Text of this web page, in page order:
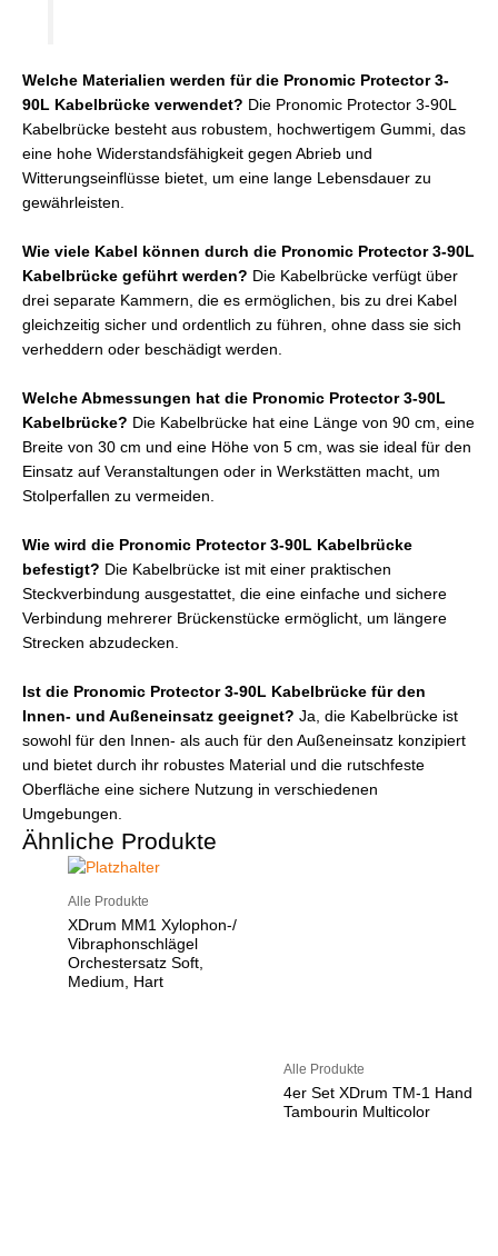
Welche Materialien werden für die Pronomic Protector 3-
90L Kabelbrücke verwendet? Die Pronomic Protector 3-90L
Kabelbrücke besteht aus robustem, hochwertigem Gummi, das
eine hohe Widerstandsfähigkeit gegen Abrieb und
Witterungseinflüsse bietet, um eine lange Lebensdauer zu
gewährleisten.
Wie viele Kabel können durch die Pronomic Protector 3-90L
Kabelbrücke geführt werden? Die Kabelbrücke verfügt über
drei separate Kammern, die es ermöglichen, bis zu drei Kabel
gleichzeitig sicher und ordentlich zu führen, ohne dass sie sich
verheddern oder beschädigt werden.
Welche Abmessungen hat die Pronomic Protector 3-90L
Kabelbrücke? Die Kabelbrücke hat eine Länge von 90 cm, eine
Breite von 30 cm und eine Höhe von 5 cm, was sie ideal für den
Einsatz auf Veranstaltungen oder in Werkstätten macht, um
Stolperfallen zu vermeiden.
Wie wird die Pronomic Protector 3-90L Kabelbrücke
befestigt? Die Kabelbrücke ist mit einer praktischen
Steckverbindung ausgestattet, die eine einfache und sichere
Verbindung mehrerer Brückenstücke ermöglicht, um längere
Strecken abzudecken.
Ist die Pronomic Protector 3-90L Kabelbrücke für den
Innen- und Außeneinsatz geeignet? Ja, die Kabelbrücke ist
sowohl für den Innen- als auch für den Außeneinsatz konzipiert
und bietet durch ihr robustes Material und die rutschfeste
Oberfläche eine sichere Nutzung in verschiedenen
Umgebungen.
Ähnliche Produkte
Alle Produkte
XDrum MM1 Xylophon-/
Vibraphonschlägel
Orchestersatz Soft,
Medium, Hart
Alle Produkte
4er Set XDrum TM-1 Hand
Tambourin Multicolor